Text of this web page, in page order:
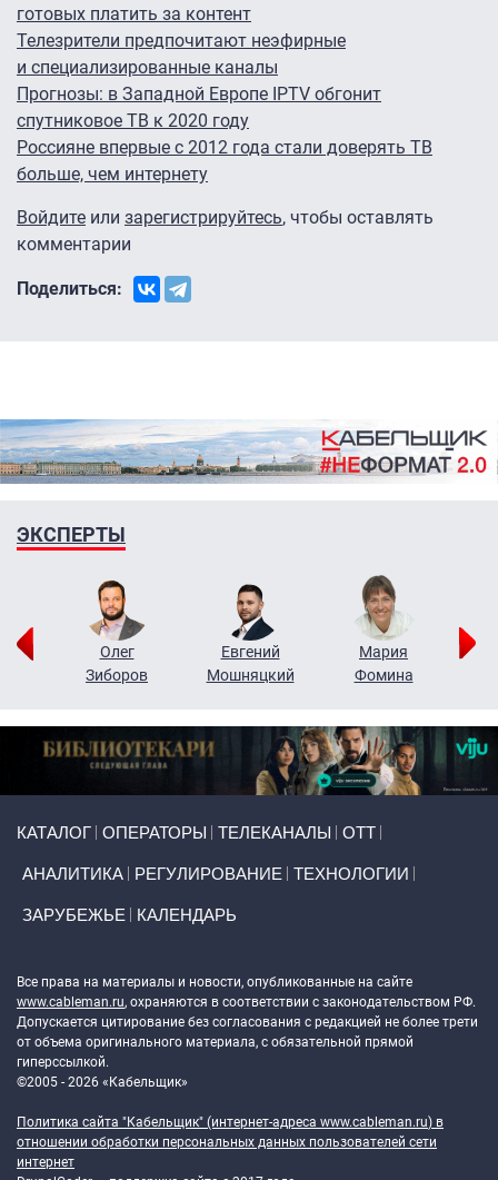
готовых платить за контент
Телезрители предпочитают неэфирные
и специализированные каналы
Прогнозы: в Западной Европе IPTV обгонит
спутниковое ТВ к 2020 году
Россияне впервые с 2012 года стали доверять ТВ
больше, чем интернету
Войдите или зарегистрируйтесь, чтобы оставлять
комментарии
Поделиться:
ЭКСПЕРТЫ
Олег
Зиборов
Евгений
Мошняцкий
Мария
Фомина
КАТАЛОГ ОПЕРАТОРЫ ТЕЛЕКАНАЛЫ ОТТ
АНАЛИТИКА РЕГУЛИРОВАНИЕ ТЕХНОЛОГИИ
ЗАРУБЕЖЬЕ КАЛЕНДАРЬ
Все права на материалы и новости, опубликованные на сайте
www.cableman.ru, охраняются в соответствии с законодательством РФ.
Допускается цитирование без согласования с редакцией не более трети
от объема оригинального материала, с обязательной прямой
гиперссылкой.
©2005 - 2026 «Кабельщик»
Политика сайта "Кабельщик" (интернет-адреса www.cableman.ru) в
отношении обработки персональных данных пользователей сети
интернет